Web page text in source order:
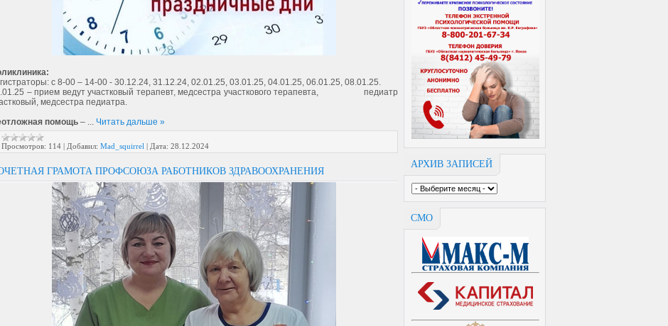
АРХИВ ЗАПИСЕЙ
СМО
с 8-00 – 14-00 - 30.12.24, 31.12.24, 02.01.25, 03.01.25, 04.01.25, 06.01.25, 08.01.25.
– прием ведут участковый терапевт, медсестра участкового терапевта, педиатр
медсестра педиатра.
помощь – ... Читать дальше »
Просмотров: 114 | Добавил: Mad_squirrel | Дата: 28.12.2024
ГРАМОТА ПРОФСОЮЗА РАБОТНИКОВ ЗДРАВООХРАНЕНИЯ